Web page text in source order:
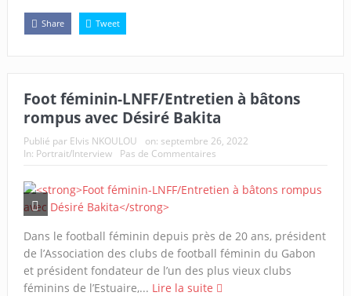
Share Tweet
Foot féminin-LNFF/Entretien à bâtons
rompus avec Désiré Bakita
Publié par Elvis NKOULOU on: septembre 26, 2022
In: Portrait/Interview Pas de Commentaires
Dans le football féminin depuis près de 20 ans, président
de l’Association des clubs de football féminin du Gabon
et président fondateur de l’un des plus vieux clubs
féminins de l’Estuaire,... Lire la suite